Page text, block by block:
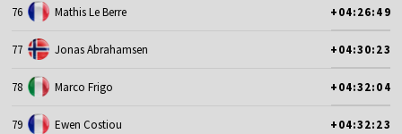
76 Mathis Le Berre +04:26:49
77 Jonas Abrahamsen +04:30:23
78 Marco Frigo +04:32:04
79 Ewen Costiou +04:32:23